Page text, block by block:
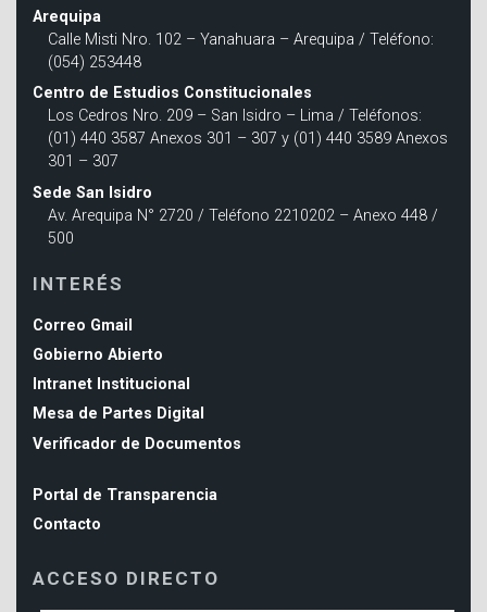
Arequipa
Calle Misti Nro. 102 – Yanahuara – Arequipa / Teléfono:
(054) 253448
Centro de Estudios Constitucionales
Los Cedros Nro. 209 – San Isidro – Lima / Teléfonos:
(01) 440 3587 Anexos 301 – 307 y (01) 440 3589 Anexos
301 – 307
Sede San Isidro
Av. Arequipa N° 2720 / Teléfono 2210202 – Anexo 448 /
500
INTERÉS
Correo Gmail
Gobierno Abierto
Intranet Institucional
Mesa de Partes Digital
Verificador de Documentos
Portal de Transparencia
Contacto
ACCESO DIRECTO